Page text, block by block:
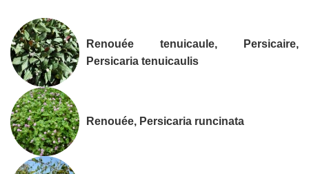
Renouée tenuicaule, Persicaire,
Persicaria tenuicaulis
Renouée, Persicaria runcinata